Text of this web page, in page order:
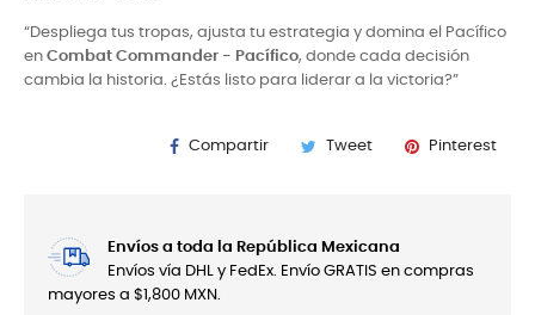
“Despliega tus tropas, ajusta tu estrategia y domina el Pacífico
en Combat Commander - Pacífico, donde cada decisión
cambia la historia. ¿Estás listo para liderar a la victoria?”
Compartir Tweet Pinterest
Envíos a toda la República Mexicana
Envíos vía DHL y FedEx. Envío GRATIS en compras
mayores a $1,800 MXN.